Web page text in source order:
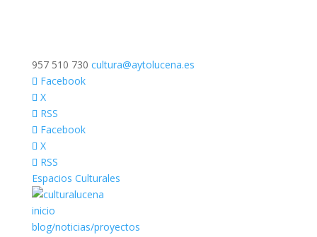
957 510 730 cultura@aytolucena.es
Facebook
X
RSS
Facebook
X
RSS
Espacios Culturales
inicio
blog/noticias/proyectos